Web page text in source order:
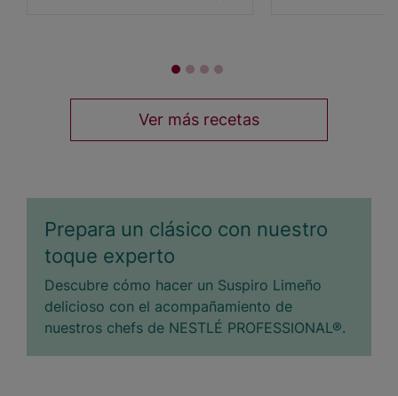
Condensada
NESTLÉ®
Ver más recetas
Prepara un clásico con nuestro
toque experto
Descubre cómo hacer un Suspiro Limeño
delicioso con el acompañamiento de
nuestros chefs de NESTLÉ PROFESSIONAL®.